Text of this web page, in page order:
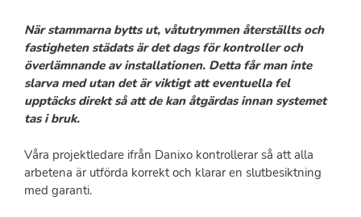
När stammarna bytts ut, våtutrymmen återställts och
fastigheten städats är det dags för kontroller och
överlämnande av installationen. Detta får man inte
slarva med utan det är viktigt att eventuella fel
upptäcks direkt så att de kan åtgärdas innan systemet
tas i bruk.
Våra projektledare ifrån Danixo kontrollerar så att alla
arbetena är utförda korrekt och klarar en slutbesiktning
med garanti.